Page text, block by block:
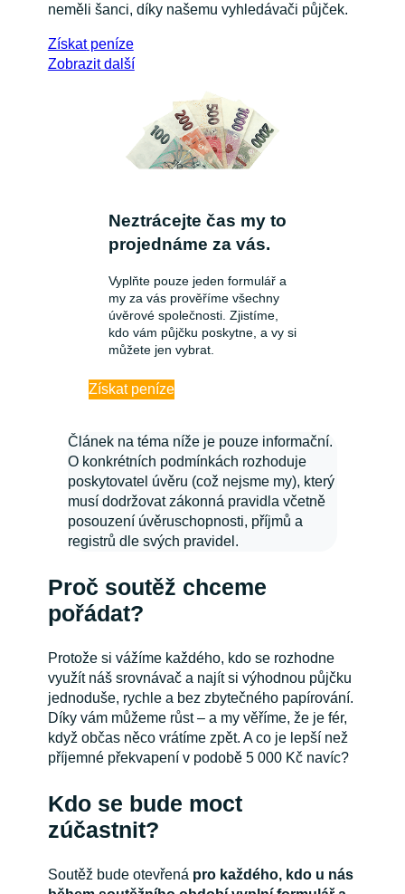
neměli šanci, díky našemu vyhledávači půjček.
Získatpeníze
Zobrazit další
Neztrácejte čas my to
projednáme za vás.
Vyplňte pouze jeden formulář a
my za vás prověříme všechny
úvěrové společnosti. Zjistíme,
kdo vám půjčku poskytne, a vy si
můžete jen vybrat.
Získat peníze
Článek na téma níže je pouze informační.
O konkrétních podmínkách rozhoduje
poskytovatel úvěru (což nejsme my), který
musí dodržovat zákonná pravidla včetně
posouzení úvěruschopnosti, příjmů a
registrů dle svých pravidel.
Proč soutěž chceme
pořádat?
Protože si vážíme každého, kdo se rozhodne
využít náš srovnávač a najít si výhodnou půjčku
jednoduše, rychle a bez zbytečného papírování.
Díky vám můžeme růst – a my věříme, že je fér,
když občas něco vrátíme zpět. A co je lepší než
příjemné překvapení v podobě 5 000 Kč navíc?
Kdo se bude moct
zúčastnit?
Soutěž bude otevřená pro každého, kdo u nás